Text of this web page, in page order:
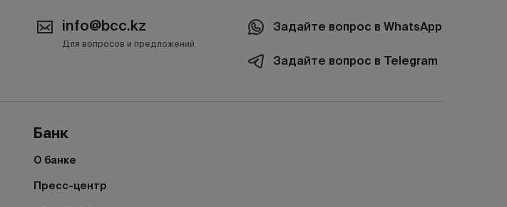
info@bcc.kz
Для вопросов и предложений
Задайте вопрос в WhatsApp
Задайте вопрос в Telegram
Банк
О банке
Пресс-центр